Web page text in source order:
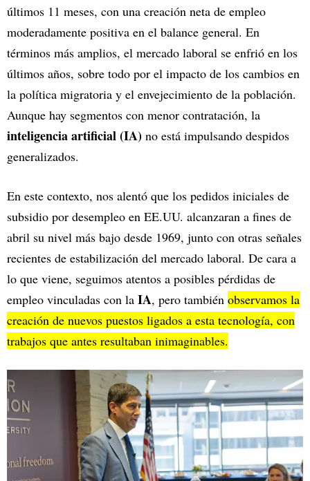
últimos 11 meses, con una creación neta de empleo
moderadamente positiva en el balance general. En
términos más amplios, el mercado laboral se enfrió en los
últimos años, sobre todo por el impacto de los cambios en
la política migratoria y el envejecimiento de la población.
Aunque hay segmentos con menor contratación, la
inteligencia artificial (IA) no está impulsando despidos
generalizados.
En este contexto, nos alentó que los pedidos iniciales de
subsidio por desempleo en EE.UU. alcanzaran a fines de
abril su nivel más bajo desde 1969, junto con otras señales
recientes de estabilización del mercado laboral. De cara a
lo que viene, seguimos atentos a posibles pérdidas de
empleo vinculadas con la IA, pero también observamos la
creación de nuevos puestos ligados a esta tecnología, con
trabajos que antes resultaban inimaginables.